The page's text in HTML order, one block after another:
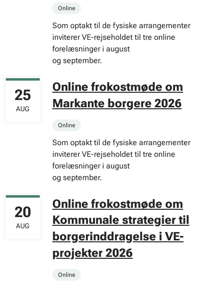
Online
Som optakt til de fysiske arrangementer
inviterer VE-rejseholdet til tre online
forelæsninger i august
og september.
Online frokostmøde om
Markante borgere 2026
25
AUG
Online
Som optakt til de fysiske arrangementer
inviterer VE-rejseholdet til tre online
forelæsninger i august
og september.
Online frokostmøde om
Kommunale strategier til
borgerinddragelse i VE-
projekter 2026
20
AUG
Online